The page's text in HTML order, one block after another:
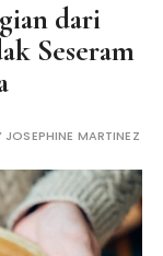
dari
Seseram
JOSEPHINE MARTINEZ